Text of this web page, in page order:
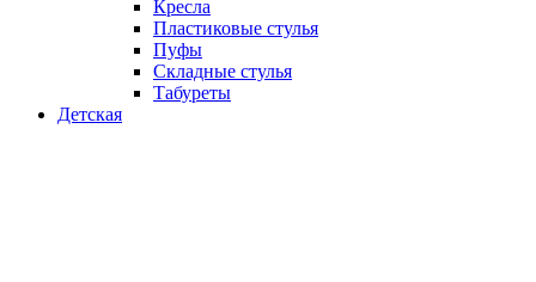
Кресла
Пластиковые стулья
Пуфы
Складные стулья
Табуреты
Детская